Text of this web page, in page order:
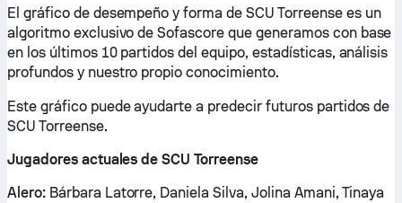
El gráfico de desempeño y forma de SCU Torreense es un
algoritmo exclusivo de Sofascore que generamos con base
en los últimos 10 partidos del equipo, estadísticas, análisis
profundos y nuestro propio conocimiento.
Este gráfico puede ayudarte a predecir futuros partidos de
SCU Torreense.
Jugadores actuales de SCU Torreense
Alero:Bárbara Latorre, Daniela Silva, Jolina Amani, Tinaya